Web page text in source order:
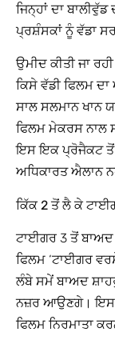
ਜਿਨ੍ਹਾਂ ਦਾ
ਪ੍ਰਸ਼ੰਸਕਾਂ ਨੂੰ ਵੱਡਾ
ਉਮੀਦ ਕੀਤੀ ਜਾ
ਕਿਸੇ ਵੱਡੀ ਫਿਲਮ
ਸਾਲ ਸਲਮਾਨ ਖਾਨ
ਫਿਲਮ ਮੇਕਰਸ ਨਾਲ
ਇਸ ਇਕ ਪ੍ਰੋਜੈਕਟ ਤੋਂ
ਅਧਿਕਾਰਤ ਐਲਾਨ
ਕਿੱਕ 2 ਤੋਂ ਲੈ ਕੇ
ਟਾਈਗਰ 3 ਤੋਂ ਬਾਅਦ
ਫਿਲਮ ‘ਟਾਈਗਰ
ਲੰਬੇ ਸਮੇਂ ਬਾਅਦ
ਨਜ਼ਰ ਆਉਣਗੇ। ਇਸ
ਫਿਲਮ ਨਿਰਮਾਤਾ